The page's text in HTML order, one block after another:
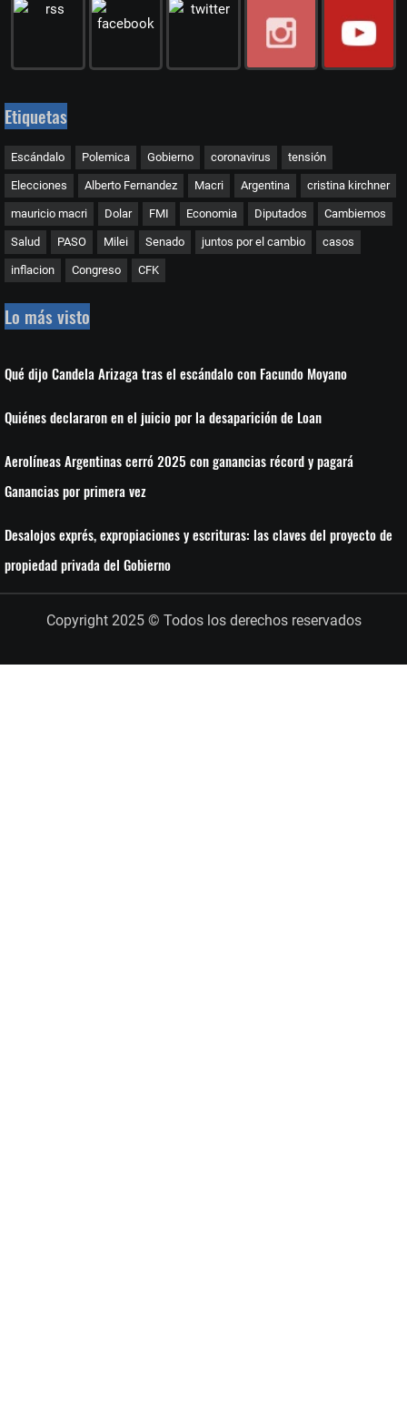
Etiquetas
Escándalo Polemica Gobierno coronavirus tensión
Elecciones Alberto Fernandez Macri Argentina cristina kirchner
mauricio macri Dolar FMI Economia Diputados Cambiemos
Salud PASO Milei Senado juntos por el cambio casos
inflacion Congreso CFK
Lo más visto
Qué dijo Candela Arizaga tras el escándalo con Facundo Moyano
Quiénes declararon en el juicio por la desaparición de Loan
Aerolíneas Argentinas cerró 2025 con ganancias récord y pagará
Ganancias por primera vez
Desalojos exprés, expropiaciones y escrituras: las claves del proyecto de
propiedad privada del Gobierno
Copyright 2025 © Todos los derechos reservados